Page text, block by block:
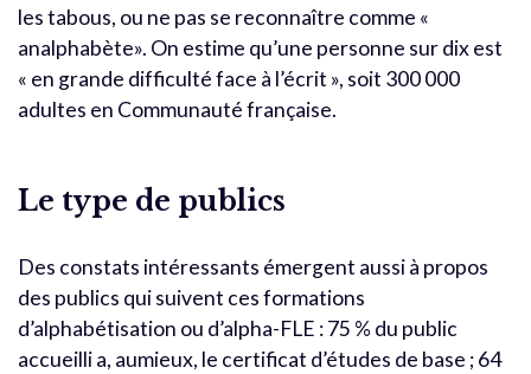
les tabous, ou ne pas se reconnaître comme «
analphabète». On estime qu’une personne sur dix est
« en grande difficulté face à l’écrit », soit 300 000
adultes en Communauté française.
Le type de publics
Des constats intéressants émergent aussi à propos
des publics qui suivent ces formations
d’alphabétisation ou d’alpha-FLE : 75 % du public
accueilli a, aumieux, le certificat d’études de base ; 64